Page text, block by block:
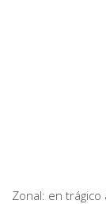
Zonal: en trágico